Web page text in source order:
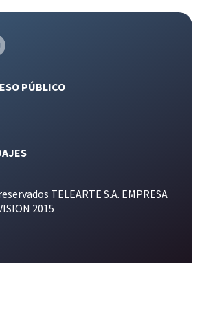
PÚBLICO
TELEARTE S.A. EMPRESA
2015